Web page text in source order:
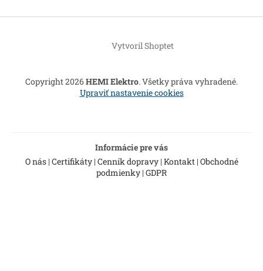
Vytvoril Shoptet
Copyright 2026HEMI Elektro. Všetky práva vyhradené.
Upraviť nastavenie cookies
Informácie pre vás
O nás| Certifikáty| Cenník dopravy| Kontakt| Obchodné
podmienky | GDPR